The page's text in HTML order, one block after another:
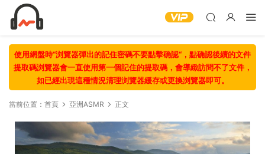
使用網盤時“浏覽器彈出的記住密碼不要點擊确認“，點确認後續的文件
提取碼浏覽器會一直使用第一個記住的提取碼，會導緻訪問不了文件，
如已經出現這種情況清理浏覽器緩存或更換浏覽器即可。
當前位置： 首頁 亞洲ASMR 正文